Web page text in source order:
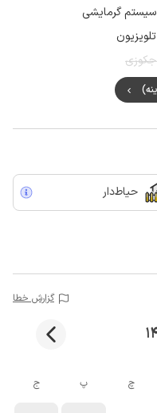
سیستم گرمایشی
تلویزیون
جکوزی
حیاط‌دار
گزارش خطا
چ پ ج